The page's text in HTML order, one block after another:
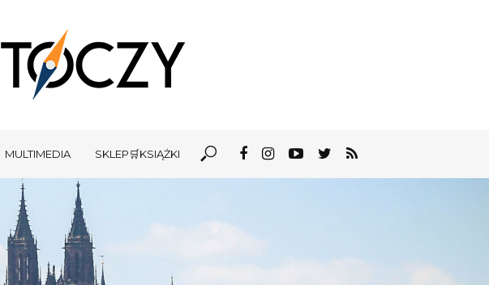
MULTIMEDIA SKLEP🛒KSIĄŻKI